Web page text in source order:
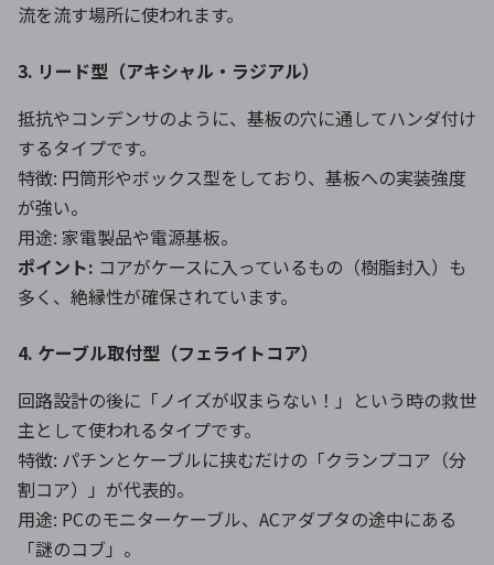
流を流す場所に使われます。
3. リード型（アキシャル・ラジアル）
抵抗やコンデンサのように、基板の穴に通してハンダ付け
するタイプです。
特徴: 円筒形やボックス型をしており、基板への実装強度
が強い。
用途: 家電製品や電源基板。
ポイント: コアがケースに入っているもの（樹脂封入）も
多く、絶縁性が確保されています。
4. ケーブル取付型（フェライトコア）
回路設計の後に「ノイズが収まらない！」という時の救世
主として使われるタイプです。
特徴: パチンとケーブルに挟むだけの「クランプコア（分
割コア）」が代表的。
用途: PCのモニターケーブル、ACアダプタの途中にある
「謎のコブ」。